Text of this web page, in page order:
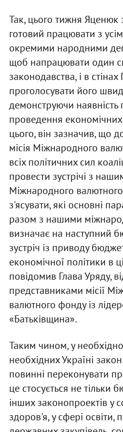
Так, цього тижня Яценюк
готовий працювати з
окремими народними
щоб напрацювати один
законодавства, і в
проголосувати його
демонструючи наявність
проведення
цього, він зазначив, що
місія Міжнародного
всіх політичних сил
провести зустрічі з
Міжнародного
з'ясувати, які основні
разом з нашими
визначає на наступний
зустріч із приводу
економічної політики в
повідомив Глава Уряду,
представниками місії
валютного фонду із
«Батьківщина».
Таким чином, у
необхідних Україні
повинні переконувати
це стосується не тільки
інших законопроектів у
здоров'я, у сфері освіти,